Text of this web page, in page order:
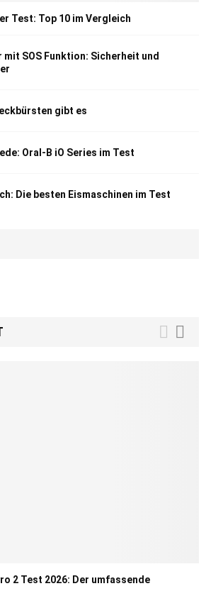
Test: Top 10 im Vergleich
mit SOS Funktion: Sicherheit und
gibt es
Oral-B iO Series im Test
Die besten Eismaschinen im Test
2 Test 2026: Der umfassende